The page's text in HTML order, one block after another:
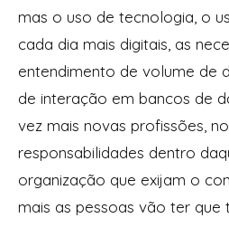
mas o uso de tecnologia, o
cada dia mais digitais, as
entendimento de volume de
de interação em bancos de
vez mais novas profissões,
responsabilidades dentro
organização que exijam o
mais as pessoas vão ter que